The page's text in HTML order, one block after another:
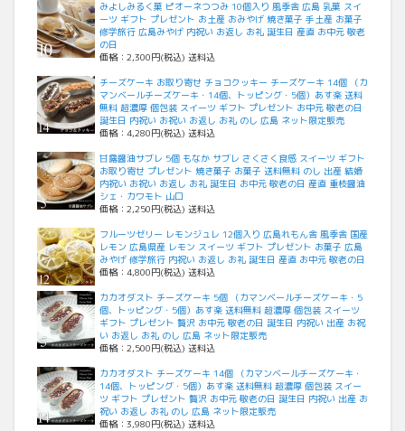
みよしみるく菓 ピオーネつつみ 10個入り 風季舎 広島 乳菓 スイ
ーツ ギフト プレゼント お土産 おみやげ 焼き菓子 手土産 お菓子
修学旅行 広島みやげ 内祝い お返し お礼 誕生日 産直 お中元 敬老
の日
価格：2,300円(税込) 送料込
チーズケーキ お取り寄せ チョコクッキー チーズケーキ 14個 （カ
マンベールチーズケーキ・14個、トッピング・5個）あす楽 送料
無料 超濃厚 個包装 スイーツ ギフト プレゼント お中元 敬老の日
誕生日 内祝い お祝い お返し お礼 のし 広島 ネット限定販売
価格：4,280円(税込) 送料込
甘露醤油サブレ 5個 もなか サブレ さくさく食感 スイーツ ギフト
お取り寄せ プレゼント 焼き菓子 お菓子 送料無料 のし 出産 結婚
内祝い お祝い お返し お礼 誕生日 お中元 敬老の日 産直 重枝醤油
シェ・カワモト 山口
価格：2,250円(税込) 送料込
フルーツゼリー レモンジュレ 12個入り 広島れもん舎 風季舎 国産
レモン 広島県産 レモン スイーツ ギフト プレゼント お菓子 広島
みやげ 修学旅行 内祝い お返し お礼 誕生日 産直 お中元 敬老の日
価格：4,800円(税込) 送料込
カカオダスト チーズケーキ 5個 （カマンベールチーズケーキ・5
個、トッピング・5個）あす楽 送料無料 超濃厚 個包装 スイーツ
ギフト プレゼント 贅沢 お中元 敬老の日 誕生日 内祝い 出産 お祝
い お返し お礼 のし 広島 ネット限定販売
価格：2,500円(税込) 送料込
カカオダスト チーズケーキ 14個 （カマンベールチーズケーキ・
14個、トッピング・5個）あす楽 送料無料 超濃厚 個包装 スイー
ツ ギフト プレゼント 贅沢 お中元 敬老の日 誕生日 内祝い 出産 お
祝い お返し お礼 のし 広島 ネット限定販売
価格：3,980円(税込) 送料込